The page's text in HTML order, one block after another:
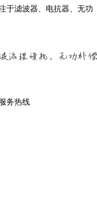
滤波器、电抗器、无功
务热线